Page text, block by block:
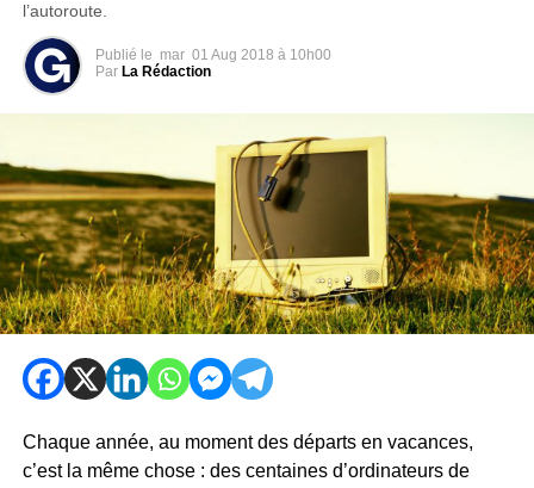
l’autoroute.
Publié le mar 01 Aug 2018 à 10h00
Par La Rédaction
Chaque année, au moment des départs en vacances,
c’est la même chose : des centaines d’ordinateurs de